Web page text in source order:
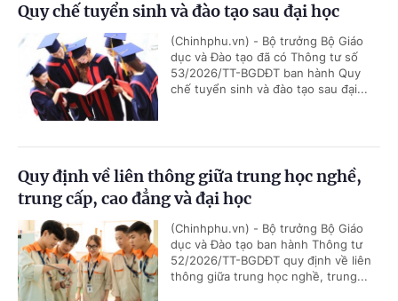
Quy chế tuyển sinh và đào tạo sau đại học
(Chinhphu.vn) - Bộ trưởng Bộ Giáo
dục và Đào tạo đã có Thông tư số
53/2026/TT-BGDĐT ban hành Quy
chế tuyển sinh và đào tạo sau đại...
Quy định về liên thông giữa trung học nghề,
trung cấp, cao đẳng và đại học
(Chinhphu.vn) - Bộ trưởng Bộ Giáo
dục và Đào tạo ban hành Thông tư
52/2026/TT-BGDĐT quy định về liên
thông giữa trung học nghề, trung...